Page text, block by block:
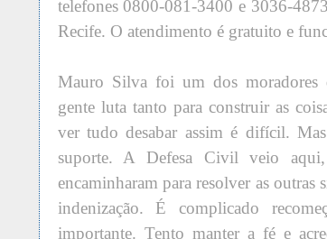
telefones 0800-081-3400 e 3036-
Recife. O atendimento é gratuito e
Mauro Silva foi um dos moradores
gente luta tanto para construir as
ver tudo desabar assim é difícil.
suporte. A Defesa Civil veio
encaminharam para resolver as
indenização. É complicado
importante. Tento manter a fé e